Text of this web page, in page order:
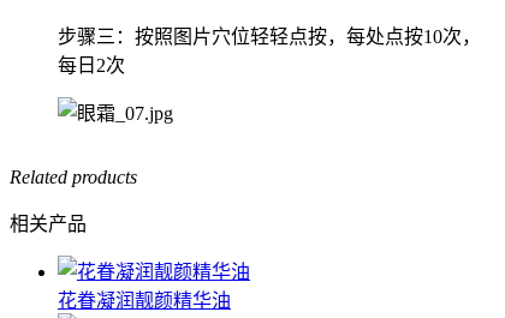
步骤三：按照图片穴位轻轻点按，每处点按10次，
每日2次
Related products
相关产品
花眷凝润靓颜精华油